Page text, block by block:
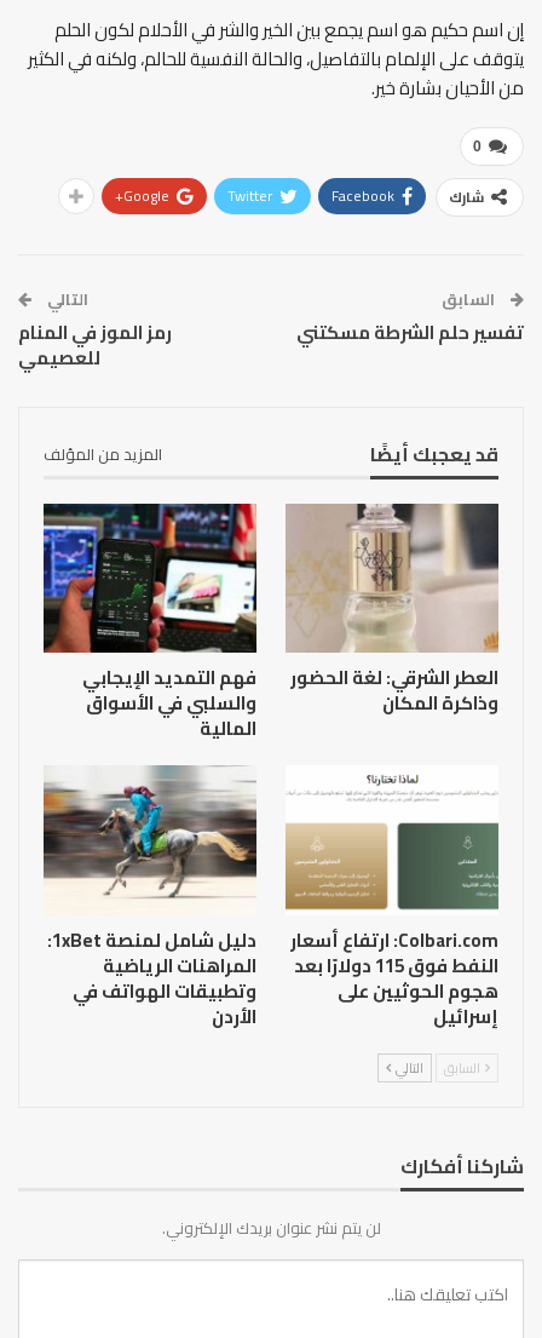
إن اسم حكيم هو اسم يجمع بين الخير والشر في الأحلام لكون الحلم
يتوقف على الإلمام بالتفاصيل، والحالة النفسية للحالم، ولكنه في الكثير
من الأحيان بشارة خير.
0
شارك Facebook
Twitter
Google+
السابق
تفسير حلم الشرطة مسكتني
التالي
رمز الموز في المنام
للعصيمي
قد يعجبك أيضًا المزيد من المؤلف
العطر الشرقي: لغة الحضور
وذاكرة المكان
فهم التمديد الإيجابي
والسلبي في الأسواق
المالية
Colbari.com: ارتفاع أسعار
النفط فوق 115 دولارًا بعد
هجوم الحوثيين على
إسرائيل
دليل شامل لمنصة 1xBet:
المراهنات الرياضية
وتطبيقات الهواتف في
الأردن
السابق التالي
شاركنا أفكارك
لن يتم نشر عنوان بريدك الإلكتروني.